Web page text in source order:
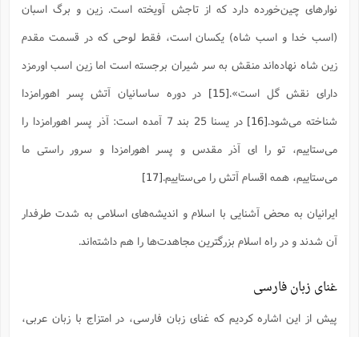
نوارهاى چین‌خورده دارد که از تاجش آویخته است. زین و برگ اسبان
(اسب خدا و اسب شاه) یکسان است، فقط لوحى که در قسمت مقدم
زین شاه نهاده‌اند منقش به سر شیران برجسته است اما زین اسب اورمزد
داراى نقش گل است».[15]
در دوره ساسانیان آتش پسر اهورامزدا
شناخته می‌شود.[16]
در یسنا 25 بند 7 آمده است: آذر پسر اهورامزدا را
مى‌ستاییم، تو را اى آذر مقدس و پسر اهورامزدا و سرور راستى ما
مى‌ستاییم، همه اقسام آتش را مى‌ستاییم.[17]
ایرانیان به محض آشنایی با اسلام و اندیشه‌های اسلامی به شدت طرفدار
آن شدند و در راه اسلام بزرگترین مجاهدت‌ها را هم داشته‌اند.
غنای زبان فارسی
پیش از این اشاره کردیم که غنای زبان فارسی، در امتزاج با زبان عربی،